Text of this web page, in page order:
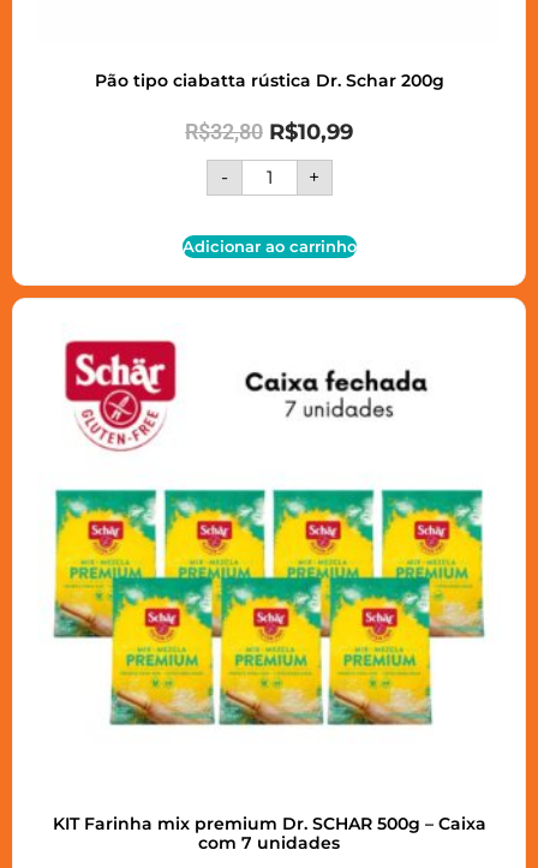
Pão tipo ciabatta rústica Dr. Schar 200g
R$32,80 R$10,99
- +
Adicionar ao carrinho
KIT Farinha mix premium Dr. SCHAR 500g – Caixa
com 7 unidades